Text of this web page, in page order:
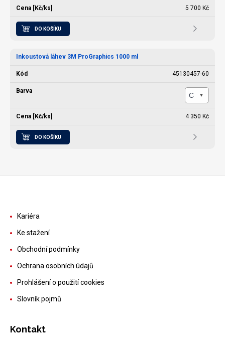
5 700 Kč
DO KOŠÍKU
Inkoustová láhev 3M ProGraphics 1000 ml
45130457-60
4 350 Kč
DO KOŠÍKU
Kariéra
Ke stažení
Obchodní podmínky
Ochrana osobních údajů
Prohlášení o použití cookies
Slovník pojmů
Kontakt